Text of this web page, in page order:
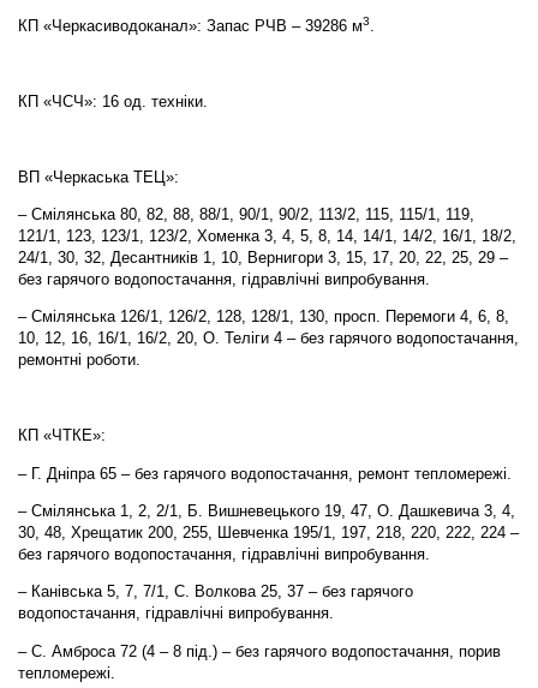
КП «Черкасиводоканал»: Запас РЧВ – 39286 м3.
КП «ЧСЧ»: 16 од. техніки.
ВП «Черкаська ТЕЦ»:
– Смілянська 80, 82, 88, 88/1, 90/1, 90/2, 113/2, 115, 115/1, 119,
121/1, 123, 123/1, 123/2, Хоменка 3, 4, 5, 8, 14, 14/1, 14/2, 16/1, 18/2,
24/1, 30, 32, Десантників 1, 10, Вернигори 3, 15, 17, 20, 22, 25, 29 –
без гарячого водопостачання, гідравлічні випробування.
– Смілянська 126/1, 126/2, 128, 128/1, 130, просп. Перемоги 4, 6, 8,
10, 12, 16, 16/1, 16/2, 20, О. Теліги 4 – без гарячого водопостачання,
ремонтні роботи.
КП «ЧТКЕ»:
– Г. Дніпра 65 – без гарячого водопостачання, ремонт тепломережі.
– Смілянська 1, 2, 2/1, Б. Вишневецького 19, 47, О. Дашкевича 3, 4,
30, 48, Хрещатик 200, 255, Шевченка 195/1, 197, 218, 220, 222, 224 –
без гарячого водопостачання, гідравлічні випробування.
– Канівська 5, 7, 7/1, С. Волкова 25, 37 – без гарячого
водопостачання, гідравлічні випробування.
– С. Амброса 72 (4 – 8 під.) – без гарячого водопостачання, порив
тепломережі.